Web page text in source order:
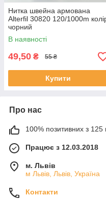
Нитка швейна армована
Alterfil 30820 120/1000m
чорний
В наявності
49,50 ₴ 55 ₴
Купити
Про нас
100% позитивних з 125
Працює з 12.03.2018
м. Львів
м Львів, Львів, Україна
Контакти